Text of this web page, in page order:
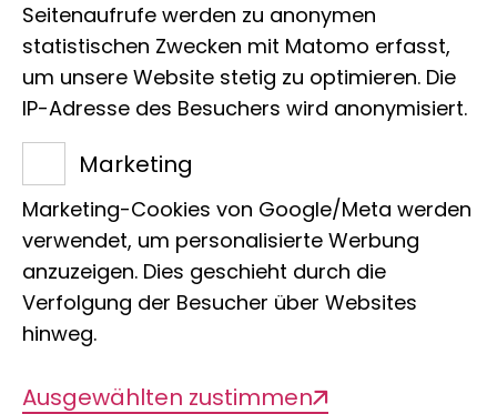
Im Museum Koenig Bonn erleben sich
Besucherinnen und Besucher als Teil
einer faszinierenden Natur. Sie erfahren
die Vielfalt und Verletzbarkeit der
Tierwelt und werden angeregt, die
Zukunft nachhaltig mitzugestalten.
Seitenaufrufe werden zu anonymen
statistischen Zwecken mit Matomo erfasst,
um unsere Website stetig zu optimieren. Die
IP-Adresse des Besuchers wird anonymisiert.
Marketing
Marketing-Cookies von Google/Meta werden
verwendet, um personalisierte Werbung
anzuzeigen. Dies geschieht durch die
Verfolgung der Besucher über Websites
hinweg.
Ausgewählten zustimmen